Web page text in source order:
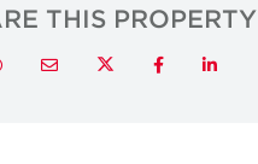
THIS PROPERTY
LinkedIn
Facebook
Twitter
Email